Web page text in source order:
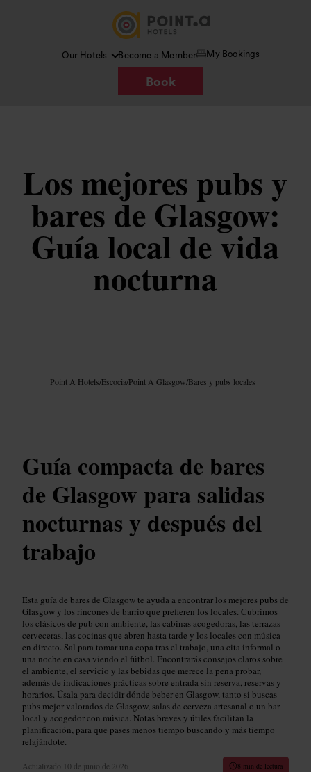
Our Hotels Become a Member My Bookings
Book
Los mejores pubs y
bares de Glasgow:
Guía local de vida
nocturna
Point A Hotels/Escocia/Point A Glasgow/Bares y pubs locales
Guía compacta de bares
de Glasgow para salidas
nocturnas y después del
trabajo
Esta guía de bares de Glasgow te ayuda a encontrar los mejores pubs de
Glasgow y los rincones de barrio que prefieren los locales. Cubrimos
los clásicos de pub con ambiente, las cabinas acogedoras, las terrazas
cerveceras, las cocinas que abren hasta tarde y los locales con música
en directo. Sal para tomar una copa tras el trabajo, una cita informal o
una noche en casa viendo el fútbol. Encontrarás consejos claros sobre
el ambiente, el servicio y las bebidas que merece la pena probar,
además de indicaciones prácticas sobre entrada sin reserva, reservas y
horarios. Úsala para decidir dónde beber en Glasgow, tanto si buscas
pubs mejor valorados de Glasgow, salas de cerveza artesanal o un bar
local y acogedor con música. Notas breves y útiles facilitan la
planificación, para que pases menos tiempo buscando y más tiempo
relajándote.
Actualizado 10 de junio de 2026 8 min de lectura